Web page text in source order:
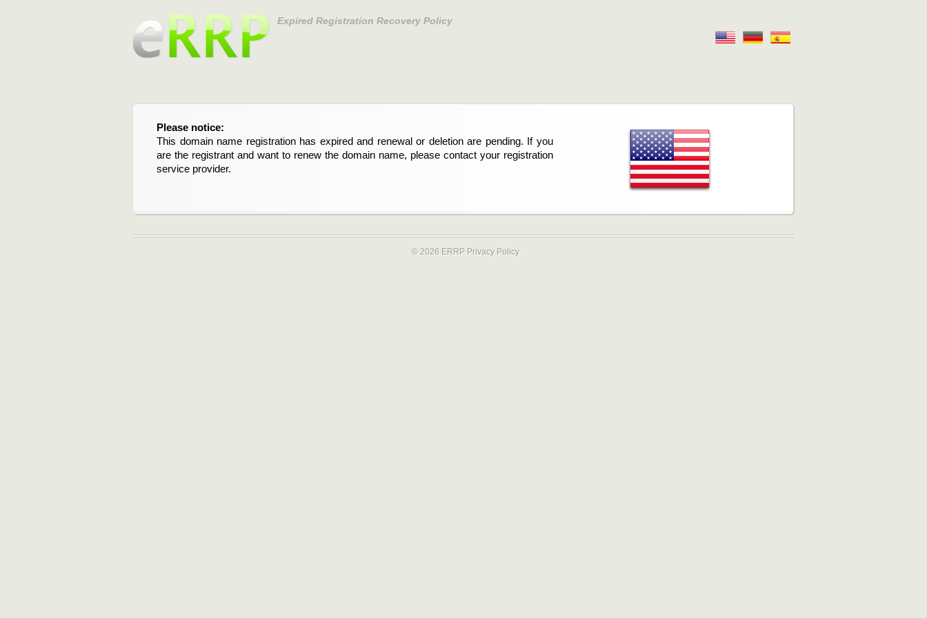
Expired Registration Recovery Policy
Please notice:
This domain name registration has expired and renewal or deletion are pending. If you
are the registrant and want to renew the domain name, please contact your registration
service provider.
Bitte beachten Sie:
Diese Domainregistrierung ist abgelaufen und die Verlängerung oder Löschung der
Domain stehen an. Wenn Sie der Registrant sind und die Domainregistrierung
verlängern möchten, kontaktieren Sie bitte Ihren Service-Provider.
© 2026 ERRP Privacy Policy